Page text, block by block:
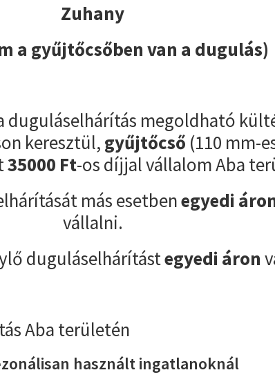
Zuhany
a gyűjtőcsőben van a dugulás)
duguláselhárítás megoldható
keresztül, gyűjtőcső (110 mm-
35000 Ft-os díjjal vállalom Aba
más esetbenegyedi
vállalni.
duguláselhárítástegyedi áron
Aba területén
használt ingatlanoknál